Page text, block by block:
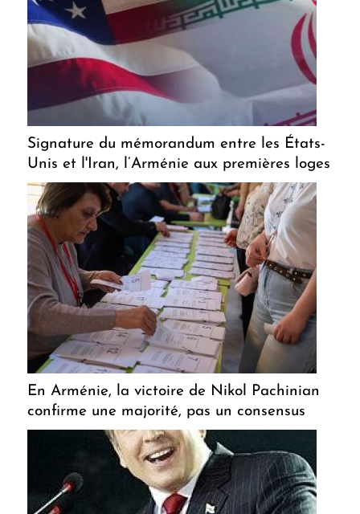
Signature du mémorandum entre les États-
Unis et l'Iran, l’Arménie aux premières loges
En Arménie, la victoire de Nikol Pachinian
confirme une majorité, pas un consensus